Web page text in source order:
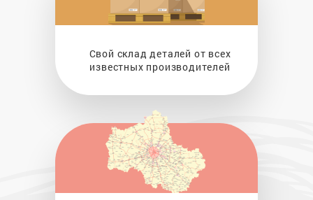
Свой склад деталей от всех
известных производителей